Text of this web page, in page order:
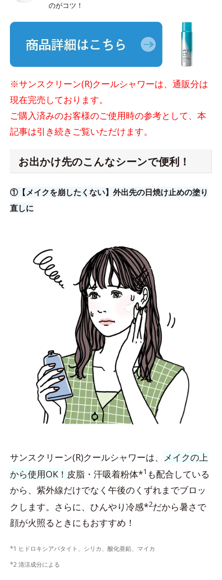
のがコツ！
※サンスクリーン(R)クールシャワーは、通販分は
現在完売しております。
ご購入済みのお客様のご使用時の参考として、本
記事は引き続きご覧いただけます。
お出かけ先のこんなシーンで便利！
①【メイクを崩したくない】外出先の日焼け止めの塗り
直しに
サンスクリーン(R)クールシャワーは、 メイクの上
から使用OK！ 皮脂・汗吸着粉体*1 も配合している
から、紫外線だけでなく午後のくずれまでブロッ
クします。さらに、ひんやり冷感*2だから暑さで
顔が火照るときにもおすすめ！
*1 ヒドロキシアパタイト、シリカ、酸化亜鉛、マイカ
*2 清涼成分による